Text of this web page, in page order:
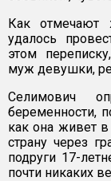
Как отмечают
удалось
этом
муж девушки,
Селимович
беременности,
как она живет
страну через
подруги 17-
почти никаких